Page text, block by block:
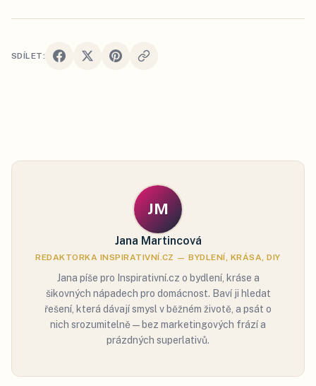
SDÍLET:
JM
Jana Martincová
REDAKTORKA INSPIRATIVNÍ.CZ — BYDLENÍ, KRÁSA, DIY
Jana píše pro Inspirativní.cz o bydlení, kráse a
šikovných nápadech pro domácnost. Baví ji hledat
řešení, která dávají smysl v běžném životě, a psát o
nich srozumitelně — bez marketingových frází a
prázdných superlativů.